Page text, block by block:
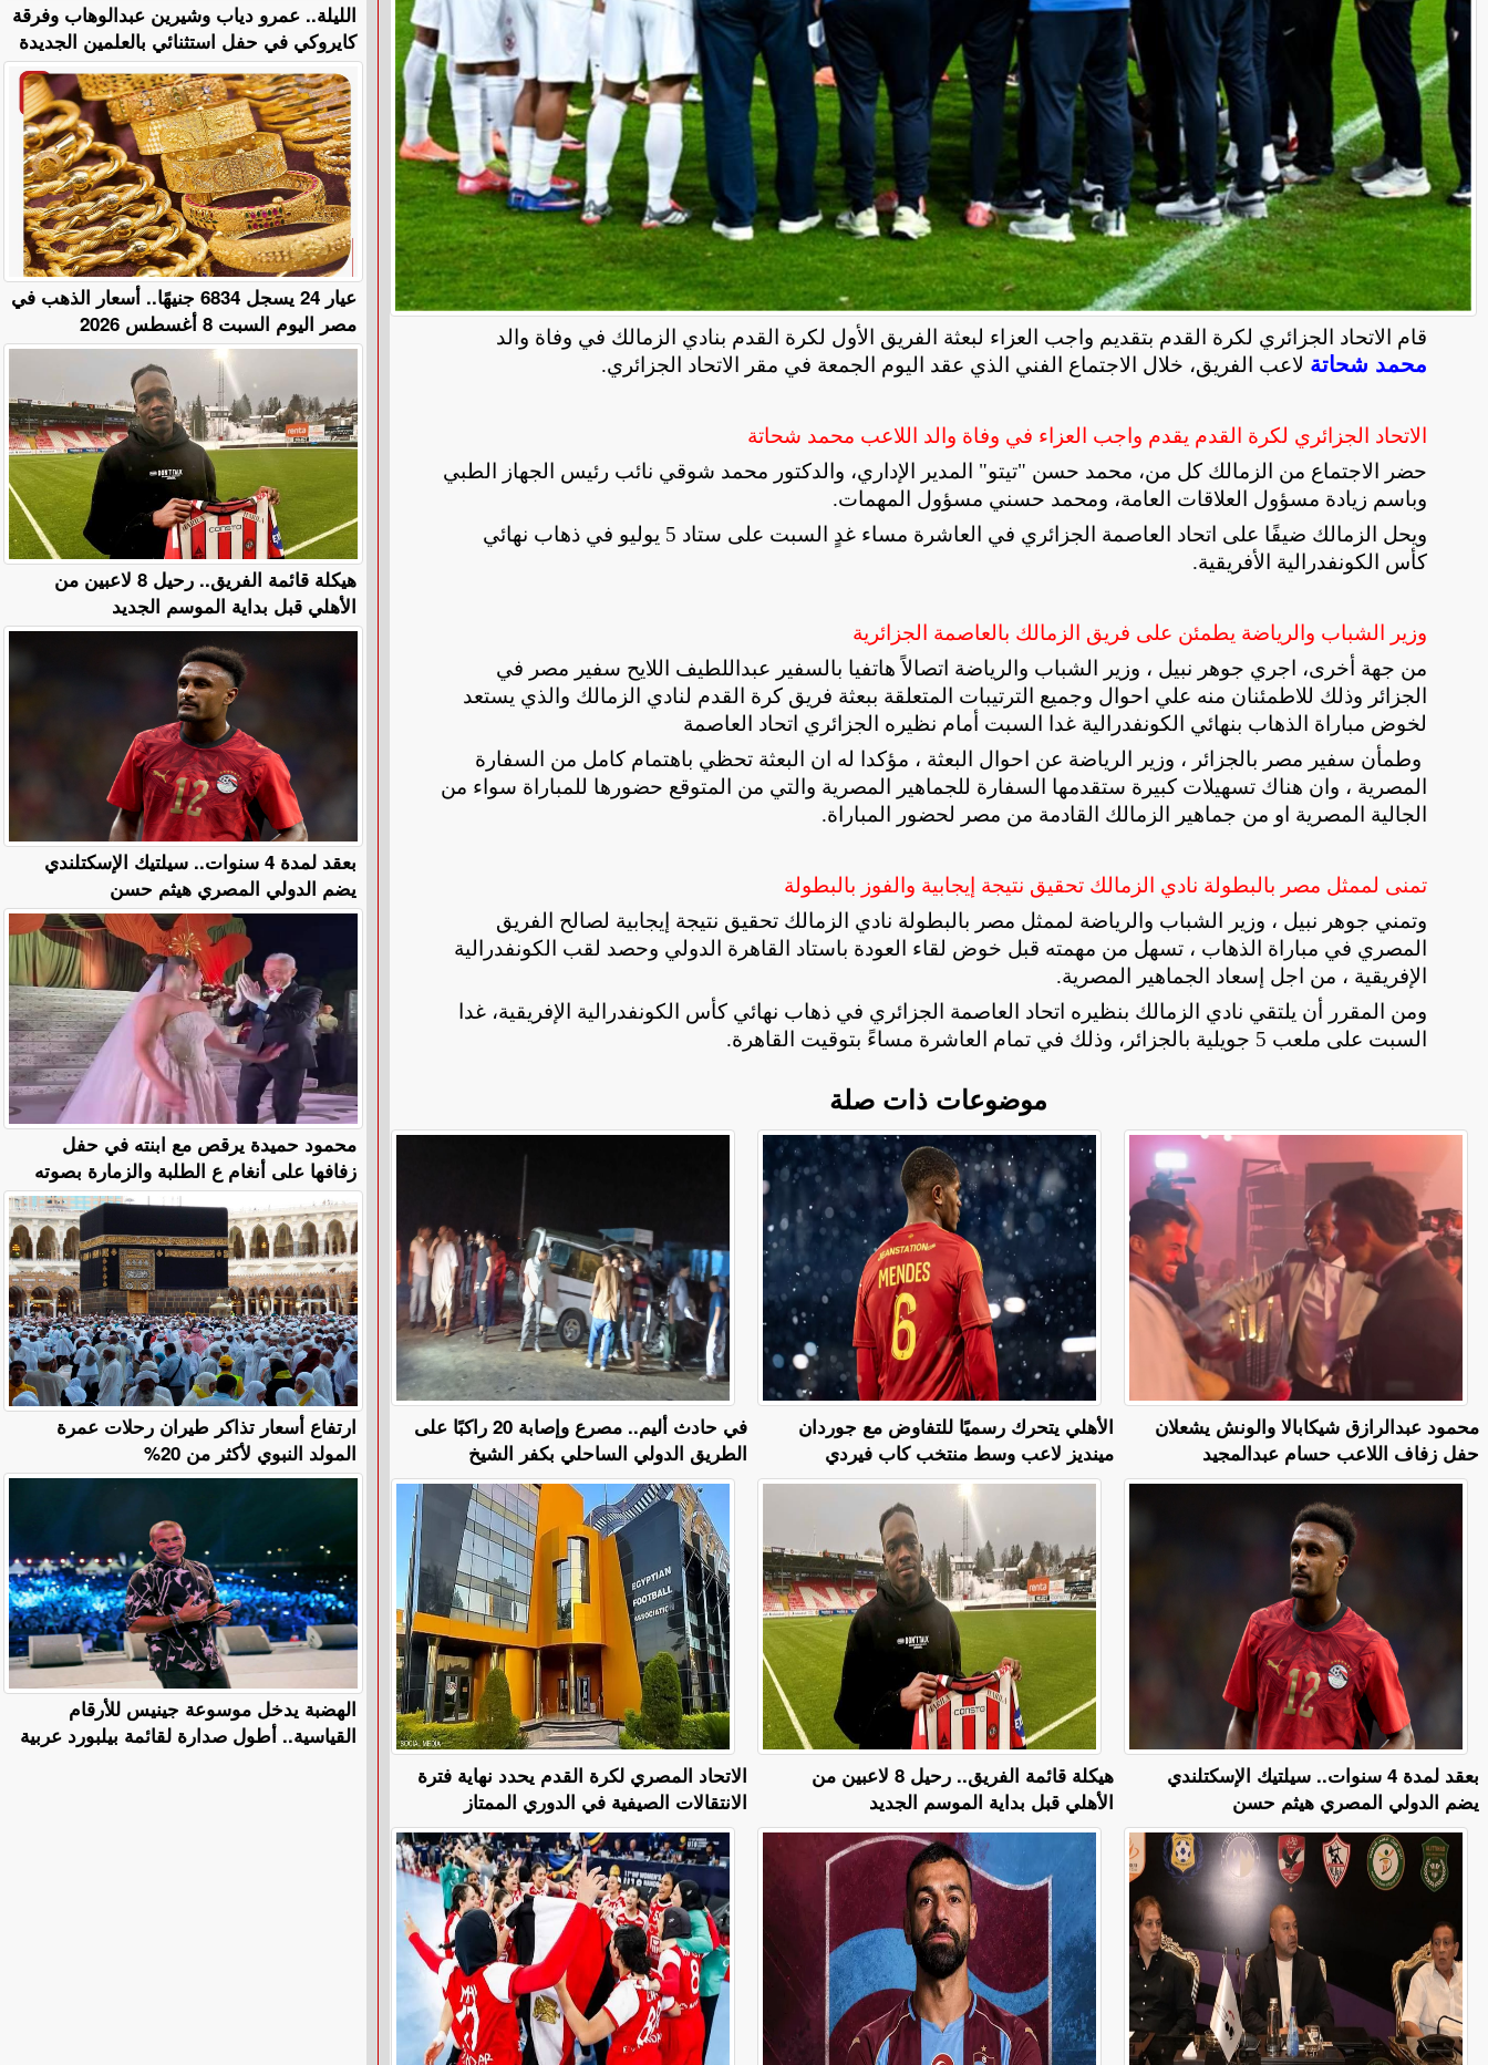
قام الاتحاد الجزائري لكرة القدم بتقديم واجب العزاء لبعثة الفريق الأول لكرة القدم بنادي الزمالك في وفاة والد
محمد شحاتة لاعب الفريق، خلال الاجتماع الفني الذي عقد اليوم الجمعة في مقر الاتحاد الجزائري.
الاتحاد الجزائري لكرة القدم يقدم واجب العزاء في وفاة والد اللاعب محمد شحاتة
حضر الاجتماع من الزمالك كل من، محمد حسن "تيتو" المدير الإداري، والدكتور محمد شوقي نائب رئيس الجهاز الطبي
وباسم زيادة مسؤول العلاقات العامة، ومحمد حسني مسؤول المهمات.
ويحل الزمالك ضيفًا على اتحاد العاصمة الجزائري في العاشرة مساء غدٍ السبت على ستاد 5 يوليو في ذهاب نهائي
كأس الكونفدرالية الأفريقية.
وزير الشباب والرياضة يطمئن على فريق الزمالك بالعاصمة الجزائرية
من جهة أخرى، اجري جوهر نبيل ، وزير الشباب والرياضة اتصالاً هاتفيا بالسفير عبداللطيف اللايح سفير مصر في
الجزائر وذلك للاطمئنان منه علي احوال وجميع الترتيبات المتعلقة ببعثة فريق كرة القدم لنادي الزمالك والذي يستعد
لخوض مباراة الذهاب بنهائي الكونفدرالية غدا السبت أمام نظيره الجزائري اتحاد العاصمة
وطمأن سفير مصر بالجزائر ، وزير الرياضة عن احوال البعثة ، مؤكدا له ان البعثة تحظي باهتمام كامل من السفارة
المصرية ، وان هناك تسهيلات كبيرة ستقدمها السفارة للجماهير المصرية والتي من المتوقع حضورها للمباراة سواء من
الجالية المصرية او من جماهير الزمالك القادمة من مصر لحضور المباراة.
تمنى لممثل مصر بالبطولة نادي الزمالك تحقيق نتيجة إيجابية والفوز بالبطولة
وتمني جوهر نبيل ، وزير الشباب والرياضة لممثل مصر بالبطولة نادي الزمالك تحقيق نتيجة إيجابية لصالح الفريق
المصري في مباراة الذهاب ، تسهل من مهمته قبل خوض لقاء العودة باستاد القاهرة الدولي وحصد لقب الكونفدرالية
الإفريقية ، من اجل إسعاد الجماهير المصرية.
ومن المقرر أن يلتقي نادي الزمالك بنظيره اتحاد العاصمة الجزائري في ذهاب نهائي كأس الكونفدرالية الإفريقية، غدا
السبت على ملعب 5 جويلية بالجزائر، وذلك في تمام العاشرة مساءً بتوقيت القاهرة.
موضوعات ذات صلة
في حادث أليم.. مصرع وإصابة 20 راكبًا على
الطريق الدولي الساحلي بكفر الشيخ
الأهلي يتحرك رسميًا للتفاوض مع جوردان
مينديز لاعب وسط منتخب كاب فيردي
محمود عبدالرازق شيكابالا والونش يشعلان
حفل زفاف اللاعب حسام عبدالمجيد
الاتحاد المصري لكرة القدم يحدد نهاية فترة
الانتقالات الصيفية في الدوري الممتاز
هيكلة قائمة الفريق.. رحيل 8 لاعبين من
الأهلي قبل بداية الموسم الجديد
بعقد لمدة 4 سنوات.. سيلتيك الإسكتلندي
يضم الدولي المصري هيثم حسن
الليلة.. عمرو دياب وشيرين عبدالوهاب وفرقة
كايروكي في حفل استثنائي بالعلمين الجديدة
عيار 24 يسجل 6834 جنيهًا.. أسعار الذهب في
مصر اليوم السبت 8 أغسطس 2026
هيكلة قائمة الفريق.. رحيل 8 لاعبين من
الأهلي قبل بداية الموسم الجديد
بعقد لمدة 4 سنوات.. سيلتيك الإسكتلندي
يضم الدولي المصري هيثم حسن
محمود حميدة يرقص مع ابنته في حفل
زفافها على أنغام ع الطلبة والزمارة بصوته
ارتفاع أسعار تذاكر طيران رحلات عمرة
المولد النبوي لأكثر من 20%
الهضبة يدخل موسوعة جينيس للأرقام
القياسية.. أطول صدارة لقائمة بيلبورد عربية